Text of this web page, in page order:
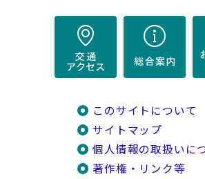
このサイトについて
サイトマップ
個人情報の取扱いに
著作権・リンク等